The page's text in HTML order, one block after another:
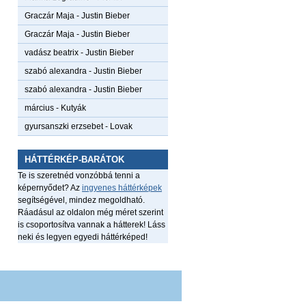
Graczár Maja - Justin Bieber
Graczár Maja - Justin Bieber
vadász beatrix - Justin Bieber
szabó alexandra - Justin Bieber
szabó alexandra - Justin Bieber
március - Kutyák
gyursanszki erzsebet- Lovak
HÁTTÉRKÉP-BARÁTOK
Te is szeretnéd vonzóbbá tenni a
képernyődet? Az ingyenes háttérképek
segítségével, mindez megoldható.
Ráadásul az oldalon még méret szerint
is csoportosítva vannak a hátterek! Láss
neki és legyen egyedi háttérképed!